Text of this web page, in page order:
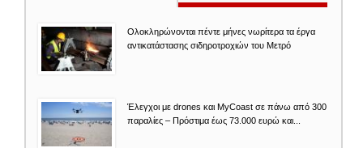
Ολοκληρώνονται πέντε μήνες νωρίτερα τα έργα
αντικατάστασης σιδηροτροχιών του Mετρό
Έλεγχοι με drones και MyCoast σε πάνω από 300
παραλίες – Πρόστιμα έως 73.000 ευρώ και...